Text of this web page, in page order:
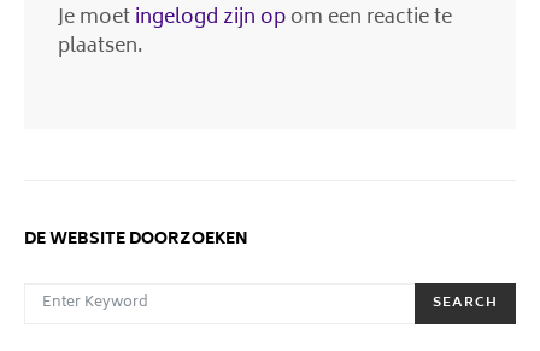
Je moetingelogd zijn opom een reactie te
plaatsen.
DE WEBSITE DOORZOEKEN
SEARCH FOR:
SEARCH